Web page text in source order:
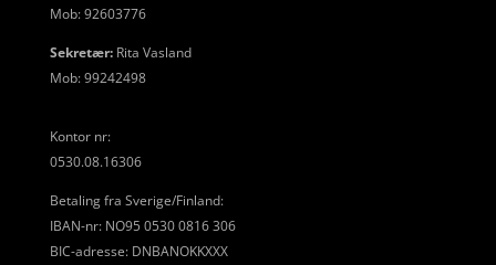
Mob: 92603776
Sekretær:Rita Vasland
Mob: 99242498
Kontor nr:
0530.08.16306
Betaling fra Sverige/Finland:
IBAN-nr: NO95 0530 0816 306
BIC-adresse: DNBANOKKXXX